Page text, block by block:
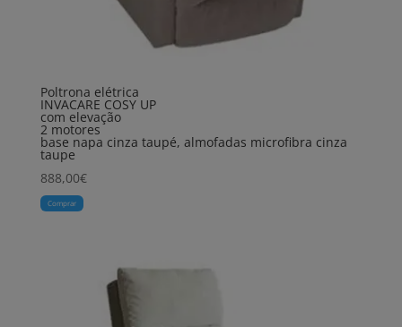
Poltrona elétrica
INVACARE COSY UP
com elevação
2 motores
base napa cinza taupé, almofadas microfibra cinza
taupe
888,00€
Comprar